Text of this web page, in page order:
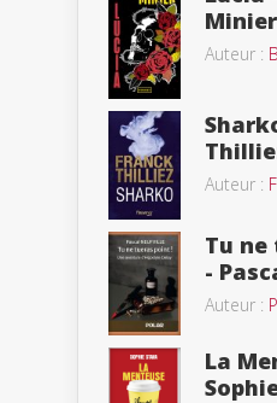
Minier
Auteur :
Auteur :
Tu
-
Auteur :
La